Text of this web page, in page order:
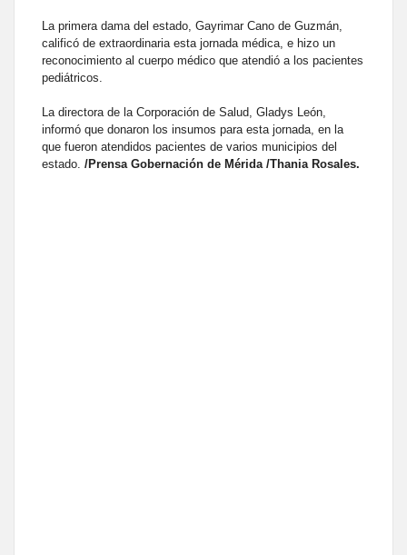
La primera dama del estado, Gayrimar Cano de Guzmán,
calificó de extraordinaria esta jornada médica, e hizo un
reconocimiento al cuerpo médico que atendió a los pacientes
pediátricos.
La directora de la Corporación de Salud, Gladys León,
informó que donaron los insumos para esta jornada, en la
que fueron atendidos pacientes de varios municipios del
estado. /Prensa Gobernación de Mérida /Thania Rosales.